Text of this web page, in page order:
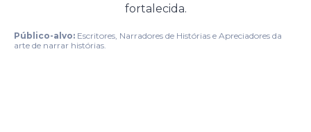
fortalecida.
Público-alvo: Escritores, Narradores de Histórias e Apreciadores da
arte de narrar histórias.